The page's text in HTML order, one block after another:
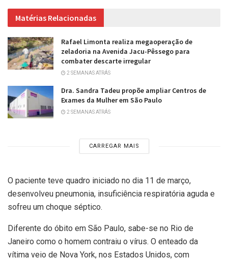
Matérias Relacionadas
Rafael Limonta realiza megaoperação de
zeladoria na Avenida Jacu-Pêssego para
combater descarte irregular
2 SEMANAS ATRÁS
Dra. Sandra Tadeu propõe ampliar Centros de
Exames da Mulher em São Paulo
2 SEMANAS ATRÁS
CARREGAR MAIS
O paciente teve quadro iniciado no dia 11 de março,
desenvolveu pneumonia, insuficiência respiratória aguda e
sofreu um choque séptico.
Diferente do óbito em São Paulo, sabe-se no Rio de
Janeiro como o homem contraiu o vírus. O enteado da
vítima veio de Nova York, nos Estados Unidos, com